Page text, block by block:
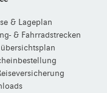
& Lageplan
& Fahrradstrecken